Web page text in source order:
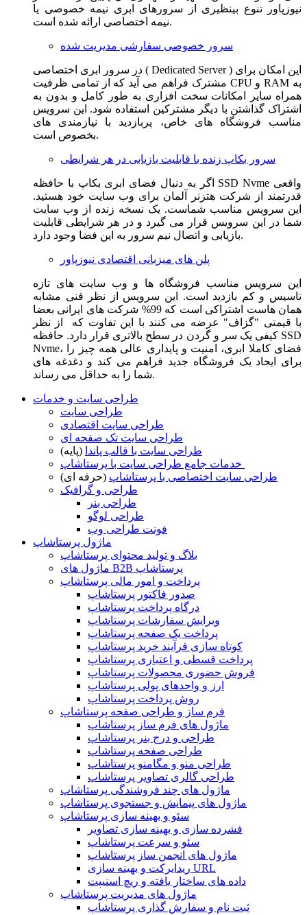
نیوزپاور تنوع بینظیری از سرورهای ابری نیمه خصوصی یا
نیمه اختصاصی ارائه شده است.
سرور خصوصی سفارشی مدیریت شده
در سرور ابری اختصاصی ( Dedicated Server ) این امکان برای
مشترک فراهم می آید که از تمامی ظرفیت CPU و RAM به
همراه سایر امکانات سخت افزاری به طور کامل و بدون به
اشتراک گذاشتن با دیگر مشترکین استفاده شود. این سرویس
مناسب فروشگاه های خاص، پربازدید با نیازمندی های
بخصوص است.
سرور بکاپ زنده با قابلیت بازیابی در هر شرایطی
اگر به دنبال فضای ابری بکاپ با حافظه SSD Nvme واقعی
قدرتمند از شرکت هتزنر آلمان برای وب سایت خود هستید.
این سرویس مناسب شماست. یک نسخه زنده از وب سایت
شما در این سرویس قرار می گیرد و در هر شرایطی قابلیت
بازیابی و اتصال نیم سرور به این فضا وجود دارد.
پلن های میزبانی اقتصادی نیوزپاور
این سرویس مناسب فروشگاه ها و وب سایت های تازه
تاسیس و کم بازدید است. این سرویس از نظر فنی مشابه
همان هاست اشتراکی است که 99% شرکت های ایرانی بعضا
با قیمتی "گزاف" عرضه می کنند با این تفاوت که از نظر
کیفی یک سر و گردن در سطح بالاتری قرار دارد. حافظه SSD
Nvme، فضای کاملا ابری، امنیت و پایداری عالی همه چیز را
برای ایجاد یک فروشگاه جدید فراهم می کند و دغدغه های
شما را به حداقل می رساند.
طراحی سایت و خدمات
طراحی سایت
طراحی سایت اقتصادی
طراحی سایت تک صفحه ای
طراحی سایت با قالب پاندا (پایه)
طراحی سایت اختصاصی با پرستاشاپ (حرفه ای)
طراحی و گرافیک
طراحی بنر
طراحی لوگو
فونت طراحی وب
ماژول پرستاشاپ
بلاگ و تولید محتوای پرستاشاپ
ماژول های B2B پرستاشاپ
پرداخت و امور مالی پرستاشاپ
صدور فاکتور پرستاشاپ
درگاه پرداخت پرستاشاپ
ویرایش سفارشات پرستاشاپ
پرداخت یک صفحه پرستاشاپ
کوتاه سازی فرآیند خرید پرستاشاپ
پرداخت قسطی و اعتباری پرستاشاپ
فروش حضوری محصولات پرستاشاپ
ارز و واحدهای پولی پرستاشاپ
روش پرداخت پرستاشاپ
فرم ساز و طراحی صفحه پرستاشاپ
ماژول های فرم ساز پرستاشاپ
طراحی و درج بنر پرستاشاپ
طراحی صفحه پرستاشاپ
طراحی منو و مگامنو پرستاشاپ
طراحی گالری تصاویر پرستاشاپ
ماژول های چند فروشندگی پرستاشاپ
ماژول های پیمایش و جستجوی پرستاشاپ
سئو و بهینه سازی پرستاشاپ
فشرده سازی و بهینه سازی تصاویر
سئو و سرعت پرستاشاپ
ماژول های انجمن ساز پرستاشاپ
ریدایرکت و بهینه سازی URL
داده های ساختار یافته و ریچ اسنیپت
ماژول های مدیریت پرستاشاپ
ثبت نام و سفارش گذاری پرستاشاپ